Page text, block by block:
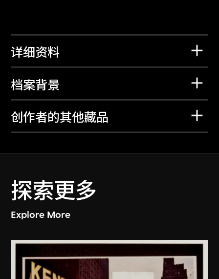
详细资料
档案背景
创作者的其他藏品
探索更多
Explore More